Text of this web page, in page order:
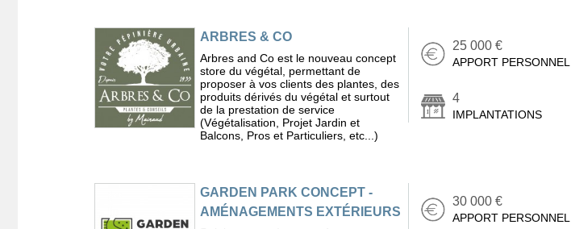
ARBRES & CO
Arbres and Co est le nouveau concept
store du végétal, permettant de
proposer à vos clients des plantes, des
produits dérivés du végétal et surtout
de la prestation de service
(Végétalisation, Projet Jardin et
Balcons, Pros et Particuliers, etc...)
25 000 €
APPORT PERSONNEL
4
IMPLANTATIONS
GARDEN PARK CONCEPT -
AMÉNAGEMENTS EXTÉRIEURS
30 000 €
APPORT PERSONNEL